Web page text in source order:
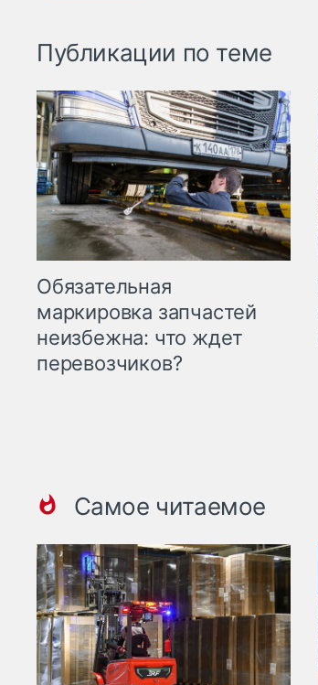
Публикации по теме
Обязательная
маркировка запчастей
неизбежна: что ждет
перевозчиков?
Самое читаемое